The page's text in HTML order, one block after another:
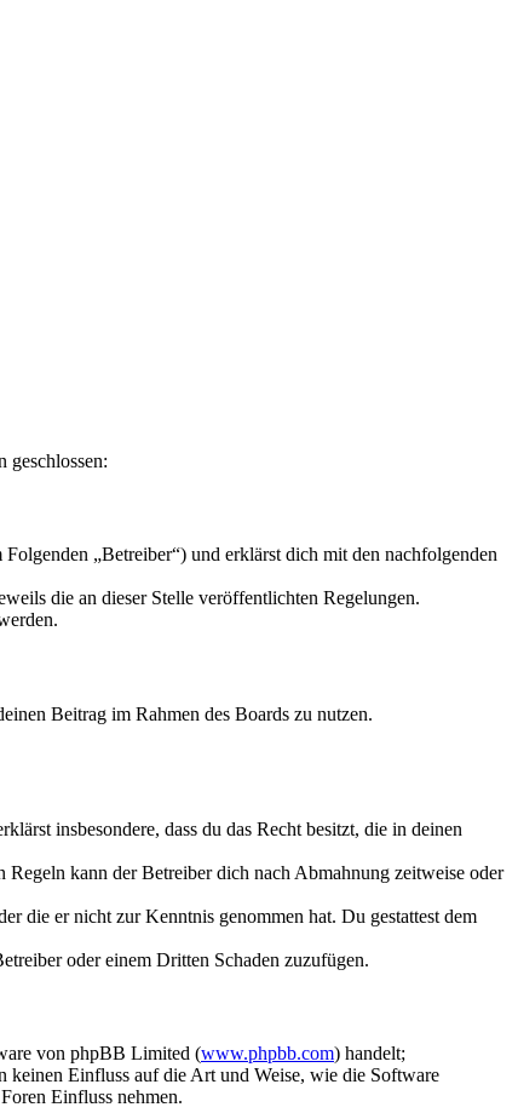
„Betreiber“) und erklärst dich mit den nachfolgenden
die an dieser Stelle veröffentlichten Regelungen.
Beitrag im Rahmen des Boards zu nutzen.
insbesondere, dass du das Recht besitzt, die in deinen
kann der Betreiber dich nach Abmahnung zeitweise oder
die er nicht zur Kenntnis genommen hat. Du gestattest dem
oder einem Dritten Schaden zuzufügen.
von phpBB Limited (www.phpbb.com) handelt;
keinen Einfluss auf die Art und Weise, wie die Software
Einfluss nehmen.